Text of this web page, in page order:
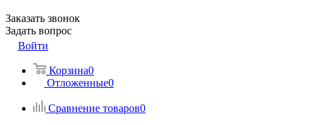
Заказать звонок
Задать вопрос
Войти
Корзина0
Отложенные0
Сравнение товаров0